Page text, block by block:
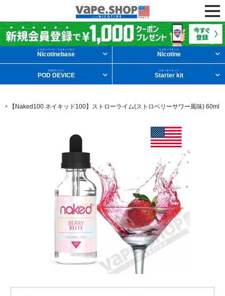
ニコチンリキッドを条件から探す
メンソール フルーツ デザート
ニコチンベース
他の条件から探す
ニコチンソルト POD型VAPE
アメリカ・カナダ製 日本製（フレーバー）
ニコチンベース・ニコチンソルト
Nicotinebase
ニコチンリキッド
Nicotine
PODデバイス
POD DEVICE
スターターキット
Starter kit
> 【Naked100 ネイキッド100】ストローライム(ストロベリーサワー風味) 60ml